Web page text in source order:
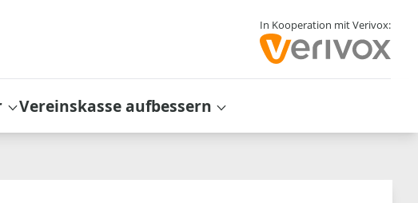
In Kooperation mit Verivox:
Vereinskasse aufbessern